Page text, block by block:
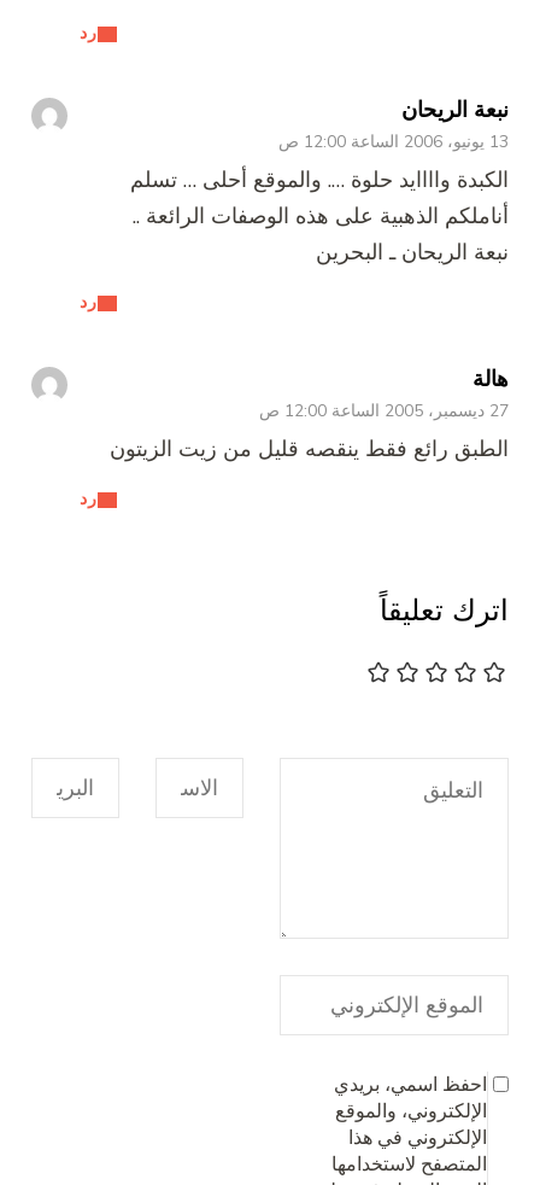
رد
نبعة الريحان
13 يونيو، 2006 الساعة 12:00 ص
رد
الكبدة واااايد حلوة …. والموقع أحلى … تسلم
أناملكم الذهبية على هذه الوصفات الرائعة ..
نبعة الريحان ـ البحرين
هالة
27 ديسمبر، 2005 الساعة 12:00 ص
رد
الطبق رائع فقط ينقصه قليل من زيت الزيتون
اترك تعليقاً
احفظ اسمي، بريدي
الإلكتروني، والموقع
الإلكتروني في هذا
المتصفح لاستخدامها